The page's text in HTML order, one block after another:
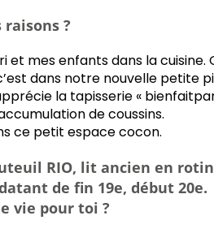
?
mes enfants dans la cuisine.
dans notre nouvelle petite
la tapisserie «
de coussins.
ce petit espace cocon.
RIO, lit ancien en
de fin 19e, début 20e.
vie pour toi ?